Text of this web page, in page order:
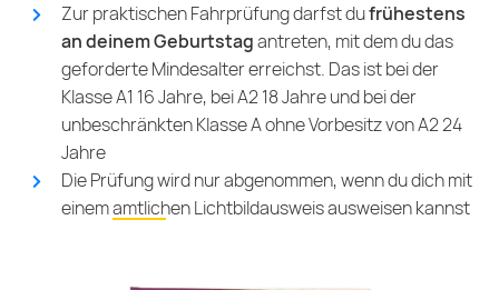
Zur praktischen Fahrprüfung darfst dufrühestens
an deinem Geburtstagantreten, mit dem du das
geforderte Mindesalter erreichst. Das ist bei der
Klasse A1 16 Jahre, bei A2 18 Jahre und bei der
unbeschränkten Klasse A ohne Vorbesitz von A2 24
Jahre
Die Prüfung wird nur abgenommen, wenn du dich mit
einemamtlichen Lichtbildausweisausweisen kannst